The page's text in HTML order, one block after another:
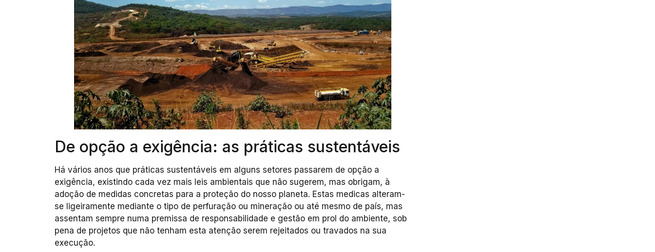
De opção a exigência: as práticas sustentáveis
Há vários anos que práticas sustentáveis em alguns setores passarem de opção a
exigência, existindo cada vez mais leis ambientais que não sugerem, mas obrigam, à
adoção de medidas concretas para a proteção do nosso planeta. Estas medicas alteram-
se ligeiramente mediante o tipo de perfuração ou mineração ou até mesmo de país, mas
assentam sempre numa premissa de responsabilidade e gestão em prol do ambiente, sob
pena de projetos que não tenham esta atenção serem rejeitados ou travados na sua
execução.